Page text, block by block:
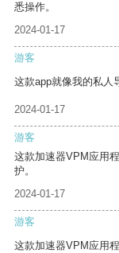
悉操作。
2024-01-17
游客
这款app就像我的私人
2024-01-17
游客
这款加速器VPM应用
护。
2024-01-17
游客
这款加速器VPM应用